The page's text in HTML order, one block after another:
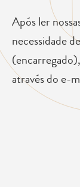
Após ler
necessidade
através do e-